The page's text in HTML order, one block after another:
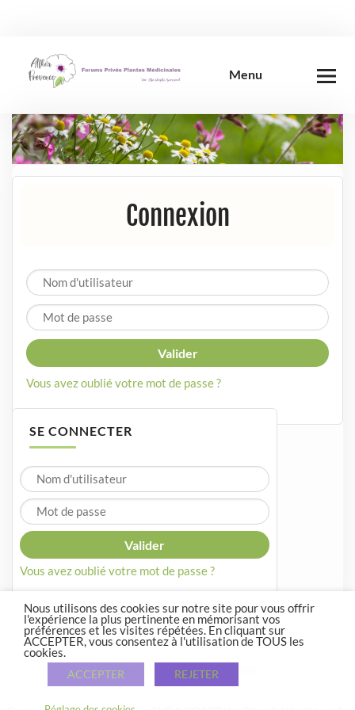
content
Menu
Connexion
Vous avez oublié votre mot de passe ?
SE CONNECTER
Vous avez oublié votre mot de passe ?
Crée par WordPressetCourage
Nous utilisons des cookies sur notre site pour vous offrir
l'expérience la plus pertinente en mémorisant vos
préférences et les visites répétées. En cliquant sur
ACCEPTER, vous consentez à l'utilisation de TOUS les
cookies.
ACCEPTER
REJETER